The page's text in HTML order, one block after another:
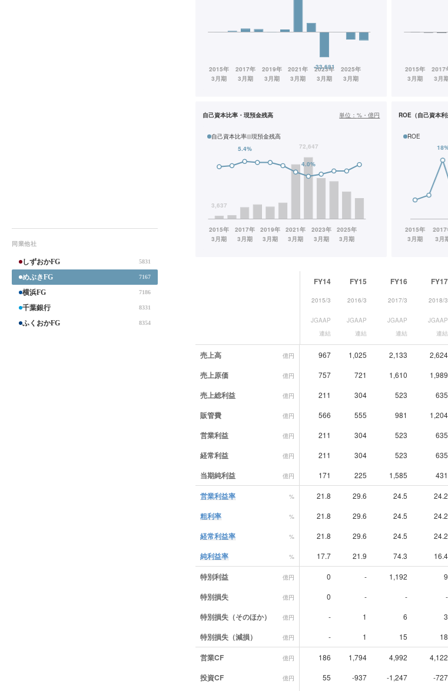
同業他社
しずおかFG 5831
めぶきFG 7167
横浜FG 7186
千葉銀行 8331
ふくおかFG 8354
自己資本比率・現預金残高 単位：%・億円
自己資本比率 現預金残高
ROE（自己資本利
ROE
業績データ一覧
FY14 FY15 FY16 FY17
2015/3 2016/3 2017/3 2018/3
JGAAP
連結
JGAAP
連結
JGAAP
連結
JGAAP
連結
売上高 億円 967 1,025 2,133 2,624
売上原価 億円 757 721 1,610 1,989
売上総利益 億円 211 304 523 635
販管費 億円 566 555 981 1,204
営業利益 億円 211 304 523 635
経常利益 億円 211 304 523 635
当期純利益 億円 171 225 1,585 431
営業利益率 % 21.8 29.6 24.5 24.2
粗利率 % 21.8 29.6 24.5 24.2
経常利益率 % 21.8 29.6 24.5 24.2
純利益率 % 17.7 21.9 74.3 16.4
特別利益 億円 0 - 1,192 9
特別損失 億円 0 - - -
特別損失（そのほか） 億円 - 1 6 3
特別損失（減損） 億円 - 1 15 18
営業CF 億円 186 1,794 4,992 4,122
投資CF 億円 55 -937 -1,247 -727